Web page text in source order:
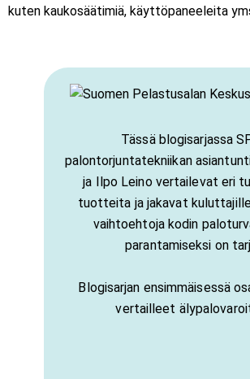
kuten kaukosäätimiä, käyttöpaneeleita
Tässä blogisarjassa
palontorjuntatekniikan
ja Ilpo Leino vertailevat eri
tuotteita ja jakavat
vaihtoehtoja kodin
parantamiseksi on
Blogisarjan ensimmäisessä
vertailleet